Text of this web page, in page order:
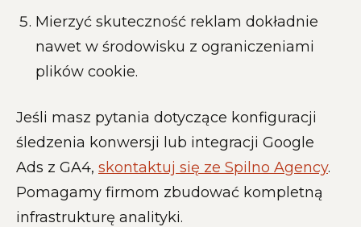
Mierzyć skuteczność reklam dokładnie
nawet w środowisku z ograniczeniami
plików cookie.
Jeśli masz pytania dotyczące konfiguracji
śledzenia konwersji lub integracji Google
Ads z GA4, skontaktuj się ze Spilno Agency.
Pomagamy firmom zbudować kompletną
infrastrukturę analityki.